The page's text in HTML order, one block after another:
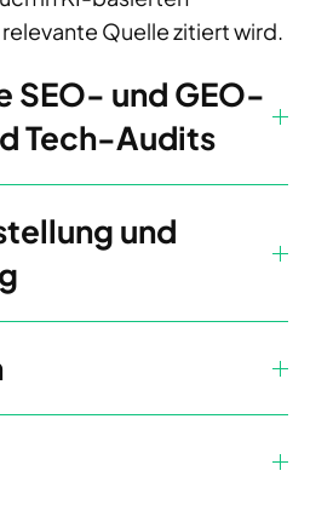
Quelle zitiert wird.
SEO- und GEO-
Tech-Audits
und